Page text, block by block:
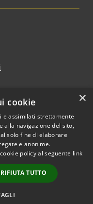
© 2026 • Comune di
San Giovanni Lupatoto •
Powered byMunicipium
Accesso redazione
×
cookie
e assimilati strettamente
alla navigazione del sito,
solo fine di elaborare
e anonime.
policy al seguente link
RIFIUTA TUTTO